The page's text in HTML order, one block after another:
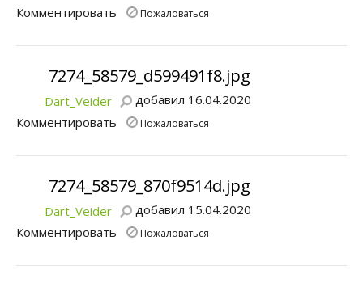
Комментировать
Пожаловаться
7274_58579_d599491f8.jpg
Dart_Veider
добавил 16.04.2020
Комментировать
Пожаловаться
7274_58579_870f9514d.jpg
Dart_Veider
добавил 15.04.2020
Комментировать
Пожаловаться